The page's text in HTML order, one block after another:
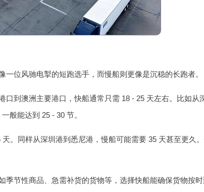
位风驰电掣的短跑选手，而慢船则更像是沉稳的长跑者。
口到澳洲主要港口，快船通常只需 18 - 25 天左右。比如
般能达到 25 - 30 节。
。同样从深圳港到悉尼港，慢船可能需要 35 天甚至更
季节性商品、急需补货的货物等，选择快船能确保货物